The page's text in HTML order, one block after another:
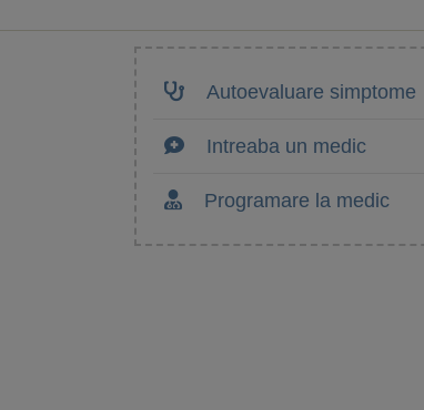
Autoevaluare simptome
Intreaba un medic
Programare la medic